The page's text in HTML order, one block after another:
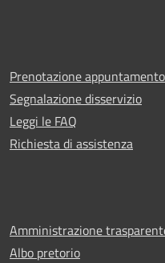
Prenotazione appuntamento
Segnalazione disservizio
Leggi le FAQ
Richiesta di assistenza
Amministrazione
Albo pretorio